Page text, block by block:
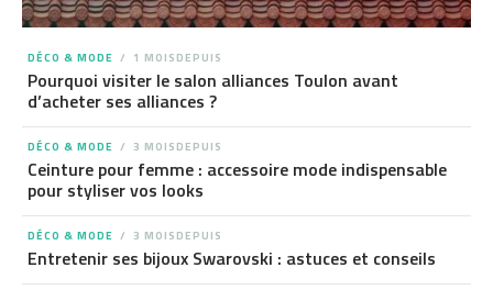
DÉCO & MODE 1 MOISDEPUIS
Pourquoi visiter le salon alliances Toulon avant
d’acheter ses alliances ?
DÉCO & MODE 3 MOISDEPUIS
Ceinture pour femme : accessoire mode indispensable
pour styliser vos looks
DÉCO & MODE 3 MOISDEPUIS
Entretenir ses bijoux Swarovski : astuces et conseils